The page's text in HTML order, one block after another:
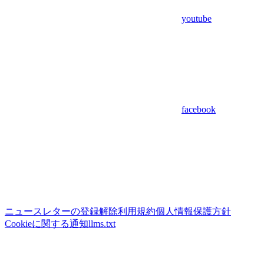
youtube
facebook
ニュースレターの登録解除利用規約個人情報保護方針
Cookieに関する通知llms.txt